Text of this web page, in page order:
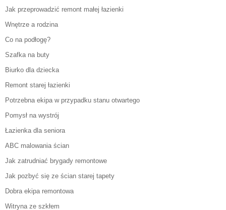
Jak przeprowadzić remont małej łazienki
Wnętrze a rodzina
Co na podłogę?
Szafka na buty
Biurko dla dziecka
Remont starej łazienki
Potrzebna ekipa w przypadku stanu otwartego
Pomysł na wystrój
Łazienka dla seniora
ABC malowania ścian
Jak zatrudniać brygady remontowe
Jak pozbyć się ze ścian starej tapety
Dobra ekipa remontowa
Witryna ze szkłem